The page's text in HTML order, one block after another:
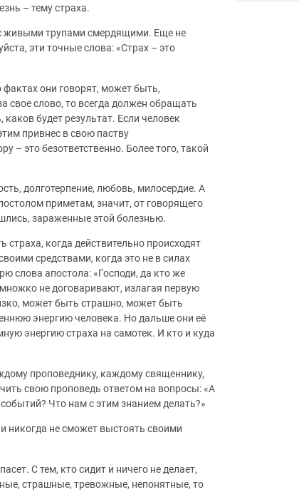
– тему страха.
живыми трупами смердящими. Еще не
эти точные слова: «Страх – это
фактах они говорят, может быть,
свое слово, то всегда должен обращать
будет результат. Если человек
привнес в свою паству
– это безответственно. Более того, такой
долготерпение, любовь, милосердие. А
приметам, значит, от говорящего
зараженные этой болезнью.
когда действительно происходят
средствами, когда это не в силах
слова апостола: «Господи, да кто же
не договаривают, излагая первую
может быть страшно, может быть
энергию человека. Но дальше они её
энергию страха на самотек. И кто и куда
проповеднику, каждому священнику,
свою проповедь ответом на вопросы: «А
Что нам с этим знанием делать?»
никогда не сможет выстоять своими
С тем, кто сидит и ничего не делает,
страшные, тревожные, непонятные, то